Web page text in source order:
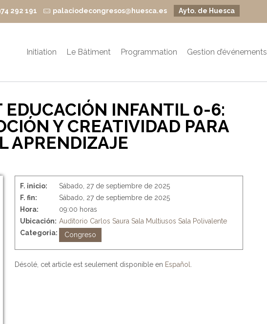
292 191 palaciodecongresos@huesca.es Ayto. de Huesca
Initiation Le Bâtiment Programmation Gestion d’événements
INFANTIL 0-6:
Y CREATIVIDAD PARA
APRENDIZAJE
F. inicio:
Sábado, 27 de septiembre de 2025
F. fin:
Sábado, 27 de septiembre de 2025
Hora:
09:00 horas
Ubicación: Auditorio Carlos Saura Sala Multiusos Sala Polivalente
Categoria:
Congreso
Désolé, cet article est seulement disponible en Español